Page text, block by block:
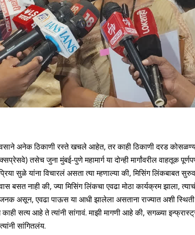
अनेक ठिकाणी रस्ते खचले आहेत, तर काही ठिकाणी दरड
तसेच जुना मुंबई-पुणे महामार्ग या दोन्ही मार्गांवरील वाहतूक
सुळे यांना विचारलं असता त्या म्हणाल्या की, मिसिंग लिंकबाबत
बसत नाही की, ज्या मिसिंग लिंकचा एवढा मोठा कार्यक्रम झाला,
असून, एवढा पाऊस या आधी झालेला असताना राज्यात अशी
सत्य आहे ते त्यांनी सांगावं. माझी मागणी आहे की, सगळ्या
सांगितलंय.